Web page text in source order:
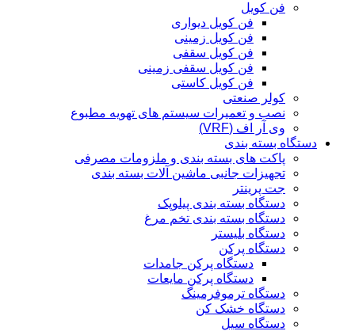
فن کویل
فن کویل دیواری
فن کویل زمینی
فن کویل سقفی
فن کویل سقفی زمینی
فن کویل کاستی
کولر صنعتی
نصب و تعمیرات سیستم های تهویه مطبوع
وی آر اف (VRF)
دستگاه بسته بندی
پاکت های بسته بندی و ملزومات مصرفی
تجهیزات جانبی ماشین آلات بسته بندی
جت پرینتر
دستگاه بسته بندی پیلوپک
دستگاه بسته بندی تخم مرغ
دستگاه بلیستر
دستگاه پرکن
دستگاه پرکن جامدات
دستگاه پرکن مایعات
دستگاه ترموفرمینگ
دستگاه خشک کن
دستگاه سیل